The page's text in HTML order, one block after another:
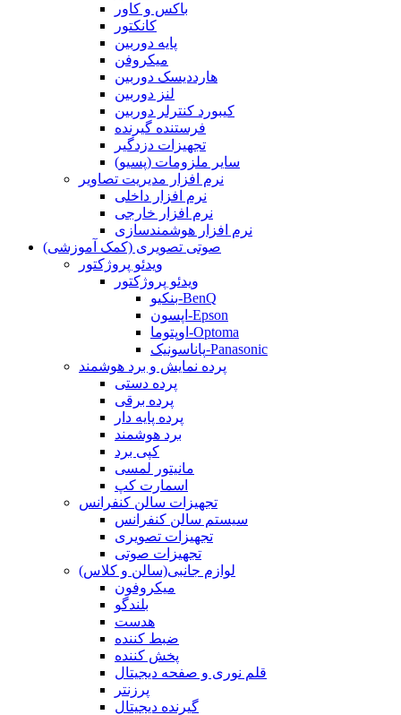
باکس و کاور
کانکتور
پایه دوربین
میکروفن
هارددیسک دوربین
لنز دوربین
کیبورد کنترلر دوربین
فرستنده گیرنده
تجهیزات دزدگیر
سایر ملزومات (پسیو)
نرم افزار مدیریت تصاویر
نرم افزار داخلی
نرم افزار خارجی
نرم افزار هوشمندسازی
صوتی تصویری (کمک آموزشی)
ویدئو پروژکتور
ویدئو پروژکتور
بنکیو-BenQ
اپسون-Epson
اوپتوما-Optoma
پاناسونیک-Panasonic
پرده نمایش و برد هوشمند
پرده دستی
پرده برقی
پرده پایه دار
برد هوشمند
کپی برد
مانیتور لمسی
اسمارت کپ
تجهیزات سالن کنفرانس
سیستم سالن کنفرانس
تجهیزات تصویری
تجهیزات صوتی
لوازم جانبی(سالن و کلاس)
میکروفون
بلندگو
هدست
ضبط کننده
پخش کننده
قلم نوری و صفحه دیجیتال
پرزنتر
گیرنده دیجیتال